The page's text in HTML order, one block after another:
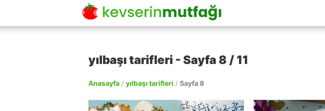
yılbaşı tarifleri - Sayfa 8 / 11
Anasayfa / yılbaşı tarifleri / Sayfa 8